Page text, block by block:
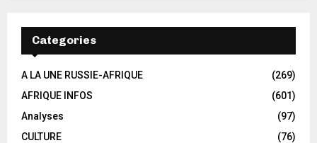
Categories
A LA UNE RUSSIE-AFRIQUE
(269)
AFRIQUE INFOS
(601)
Analyses
(97)
CULTURE
(76)